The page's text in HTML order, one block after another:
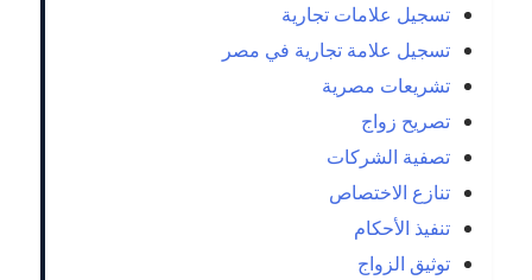
تسجيل علامات تجارية
تسجيل علامة تجارية في مصر
تشريعات مصرية
تصريح زواج
تصفية الشركات
تنازع الاختصاص
تنفيذ الأحكام
توثيق الزواج